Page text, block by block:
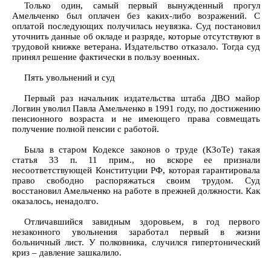
Только один, самый первый вынужденный прогул
Амельченко был оплачен без каких-либо возражений. С
оплатой последующих получилась неувязка. Суд постановил
уточнить данные об окладе и разряде, которые отсутствуют в
трудовой книжке ветерана. Издательство отказало. Тогда суд
принял решение фактически в пользу военных.
Пять увольнений и суд
Первый раз начальник издательства штаба ДВО майор
Логвин уволил Павла Амельченко в 1991 году, по достижению
пенсионного возраста и не имеющего права совмещать
получение полной пенсии с работой.
Была в старом Кодексе законов о труде (КЗоТе) такая
статья 33 п. 11 прим., но вскоре ее признали
несоответствующей Конституции РФ, которая гарантировала
право свободно распоряжаться своим трудом. Суд
восстановил Амельченко на работе в прежней должности. Как
оказалось, ненадолго.
Отличавшийся завидным здоровьем, в год первого
незаконного увольнения заработал первый в жизни
больничный лист. У полковника, случился гипертонический
криз – давление зашкалило.